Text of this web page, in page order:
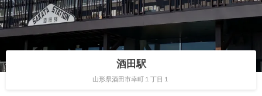
酒田駅
山形県酒田市幸町１丁目１